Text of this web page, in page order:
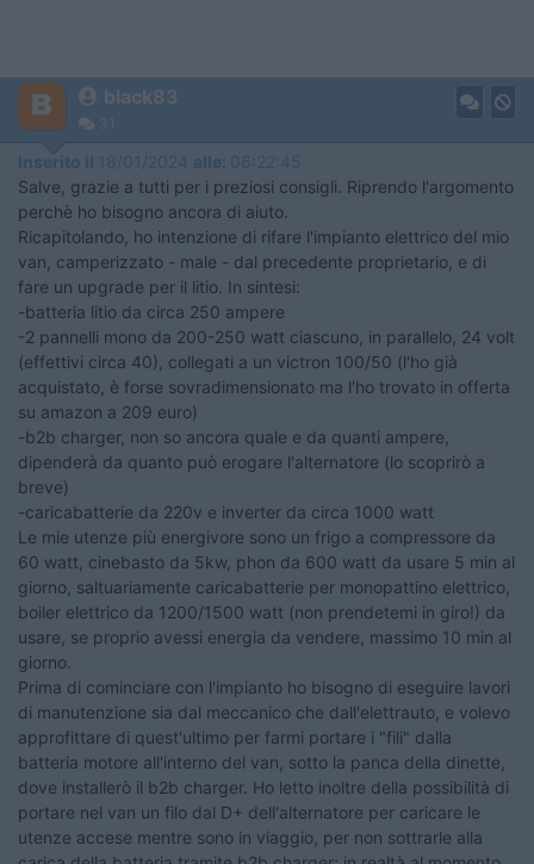
black83
31
Inserito il 18/01/2024 alle: 06:22:45
Salve, grazie a tutti per i preziosi consigli. Riprendo l'argomento
perchè ho bisogno ancora di aiuto.
Ricapitolando, ho intenzione di rifare l'impianto elettrico del mio
van, camperizzato - male - dal precedente proprietario, e di
fare un upgrade per il litio. In sintesi:
-batteria litio da circa 250 ampere
-2 pannelli mono da 200-250 watt ciascuno, in parallelo, 24 volt
(effettivi circa 40), collegati a un victron 100/50 (l'ho già
acquistato, è forse sovradimensionato ma l'ho trovato in offerta
su amazon a 209 euro)
-b2b charger, non so ancora quale e da quanti ampere,
dipenderà da quanto può erogare l'alternatore (lo scoprirò a
breve)
-caricabatterie da 220v e inverter da circa 1000 watt
Le mie utenze più energivore sono un frigo a compressore da
60 watt, cinebasto da 5kw, phon da 600 watt da usare 5 min al
giorno, saltuariamente caricabatterie per monopattino elettrico,
boiler elettrico da 1200/1500 watt (non prendetemi in giro!) da
usare, se proprio avessi energia da vendere, massimo 10 min al
giorno.
Prima di cominciare con l'impianto ho bisogno di eseguire lavori
di manutenzione sia dal meccanico che dall'elettrauto, e volevo
approfittare di quest'ultimo per farmi portare i "fili" dalla
batteria motore all'interno del van, sotto la panca della dinette,
dove installerò il b2b charger. Ho letto inoltre della possibilità di
portare nel van un filo dal D+ dell'alternatore per caricare le
utenze accese mentre sono in viaggio, per non sottrarle alla